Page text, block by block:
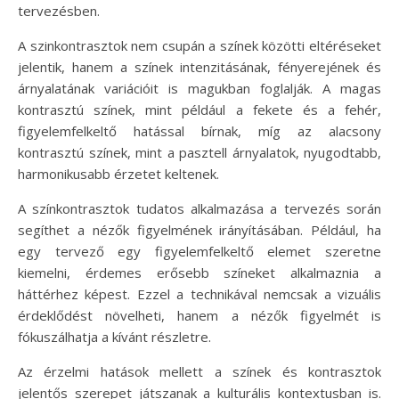
tervezésben.
A szinkontrasztok nem csupán a színek közötti eltéréseket
jelentik, hanem a színek intenzitásának, fényerejének és
árnyalatának variációit is magukban foglalják. A magas
kontrasztú színek, mint például a fekete és a fehér,
figyelemfelkeltő hatással bírnak, míg az alacsony
kontrasztú színek, mint a pasztell árnyalatok, nyugodtabb,
harmonikusabb érzetet keltenek.
A színkontrasztok tudatos alkalmazása a tervezés során
segíthet a nézők figyelmének irányításában. Például, ha
egy tervező egy figyelemfelkeltő elemet szeretne
kiemelni, érdemes erősebb színeket alkalmaznia a
háttérhez képest. Ezzel a technikával nemcsak a vizuális
érdeklődést növelheti, hanem a nézők figyelmét is
fókuszálhatja a kívánt részletre.
Az érzelmi hatások mellett a színek és kontrasztok
jelentős szerepet játszanak a kulturális kontextusban is.